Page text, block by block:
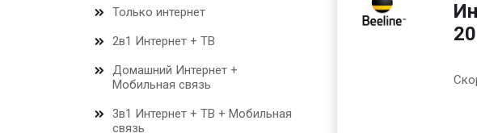
Только интернет
2в1 Интернет + ТВ
Домашний Интернет +
Мобильная связь
3в1 Интернет + ТВ + Мобильная
связь